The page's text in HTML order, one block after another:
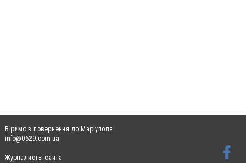
Віримо в повернення до Маріуполя
info@0629.com.ua
Журналисты сайта